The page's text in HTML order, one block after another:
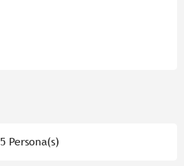
5 Persona(s)